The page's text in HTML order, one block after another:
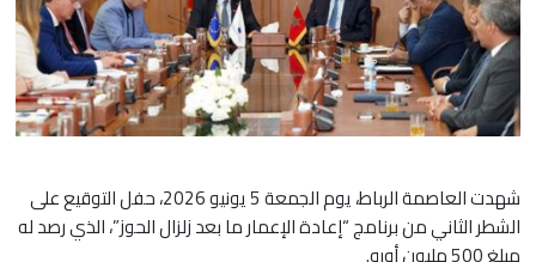
شهدت العاصمة الرباط، يوم الجمعة 5 يونيو 2026، حفل التوقيع على
الشطر الثاني من برنامج “إعادة الإعمار ما بعد زلزال الحوز”، الذي رصد له